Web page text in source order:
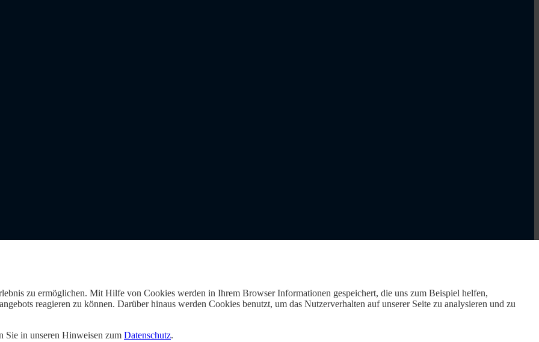
zu ermöglichen. Mit Hilfe von Cookies werden in Ihrem Browser Informationen gespeichert, die uns zum Beispiel helfen,
reagieren zu können. Darüber hinaus werden Cookies benutzt, um das Nutzerverhalten auf unserer Seite zu analysieren und zu
Sie in unseren Hinweisen zum Datenschutz.